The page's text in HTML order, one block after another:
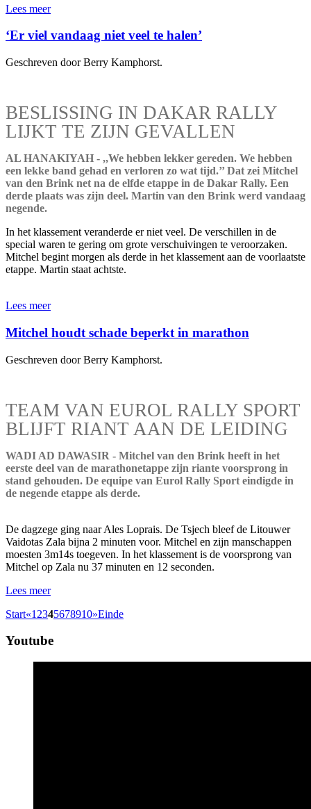
Lees meer
‘Er viel vandaag niet veel te halen’
Geschreven door Berry Kamphorst.
BESLISSING IN DAKAR RALLY
LIJKT TE ZIJN GEVALLEN
AL HANAKIYAH - ,,We hebben lekker gereden. We hebben
een lekke band gehad en verloren zo wat tijd.’’ Dat zei Mitchel
van den Brink net na de elfde etappe in de Dakar Rally. Een
derde plaats was zijn deel. Martin van den Brink werd vandaag
negende.
In het klassement veranderde er niet veel. De verschillen in de
special waren te gering om grote verschuivingen te veroorzaken.
Mitchel begint morgen als derde in het klassement aan de voorlaatste
etappe. Martin staat achtste.
Lees meer
Mitchel houdt schade beperkt in marathon
Geschreven door Berry Kamphorst.
TEAM VAN EUROL RALLY SPORT
BLIJFT RIANT AAN DE LEIDING
WADI AD DAWASIR - Mitchel van den Brink heeft in het
eerste deel van de marathonetappe zijn riante voorsprong in
stand gehouden. De equipe van Eurol Rally Sport eindigde in
de negende etappe als derde.
De dagzege ging naar Ales Loprais. De Tsjech bleef de Litouwer
Vaidotas Zala bijna 2 minuten voor. Mitchel en zijn manschappen
moesten 3m14s toegeven. In het klassement is de voorsprong van
Mitchel op Zala nu 37 minuten en 12 seconden.
Lees meer
Start«1 2345678910»Einde
Youtube